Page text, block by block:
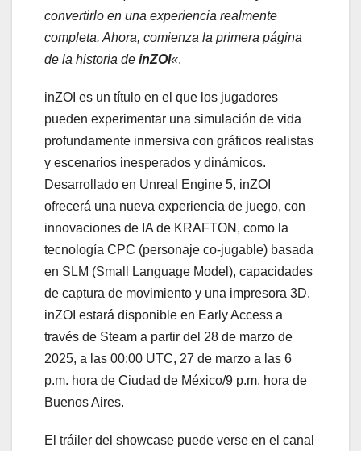
convertirlo en una experiencia realmente
completa. Ahora, comienza la primera página
de la historia de inZOI«.
inZOI es un título en el que los jugadores
pueden experimentar una simulación de vida
profundamente inmersiva con gráficos realistas
y escenarios inesperados y dinámicos.
Desarrollado en Unreal Engine 5, inZOI
ofrecerá una nueva experiencia de juego, con
innovaciones de IA de KRAFTON, como la
tecnología CPC (personaje co-jugable) basada
en SLM (Small Language Model), capacidades
de captura de movimiento y una impresora 3D.
inZOI estará disponible en Early Access a
través de Steam a partir del 28 de marzo de
2025, a las 00:00 UTC, 27 de marzo a las 6
p.m. hora de Ciudad de México/9 p.m. hora de
Buenos Aires.
El tráiler del showcase puede verse en el canal